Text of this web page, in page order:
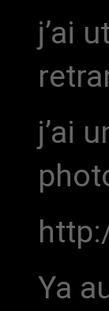
j’ai
j’ai
Ya